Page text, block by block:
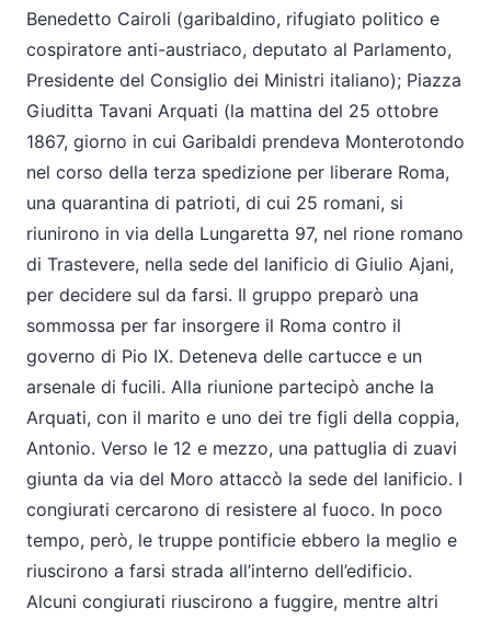
Benedetto Cairoli (garibaldino, rifugiato politico e
cospiratore anti-austriaco, deputato al Parlamento,
Presidente del Consiglio dei Ministri italiano); Piazza
Giuditta Tavani Arquati (la mattina del 25 ottobre
1867, giorno in cui Garibaldi prendeva Monterotondo
nel corso della terza spedizione per liberare Roma,
una quarantina di patrioti, di cui 25 romani, si
riunirono in via della Lungaretta 97, nel rione romano
di Trastevere, nella sede del lanificio di Giulio Ajani,
per decidere sul da farsi. Il gruppo preparò una
sommossa per far insorgere il Roma contro il
governo di Pio IX. Deteneva delle cartucce e un
arsenale di fucili. Alla riunione partecipò anche la
Arquati, con il marito e uno dei tre figli della coppia,
Antonio. Verso le 12 e mezzo, una pattuglia di zuavi
giunta da via del Moro attaccò la sede del lanificio. I
congiurati cercarono di resistere al fuoco. In poco
tempo, però, le truppe pontificie ebbero la meglio e
riuscirono a farsi strada all’interno dell’edificio.
Alcuni congiurati riuscirono a fuggire, mentre altri